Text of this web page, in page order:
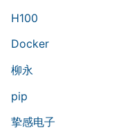
H100
Docker
柳永
pip
挚感电子